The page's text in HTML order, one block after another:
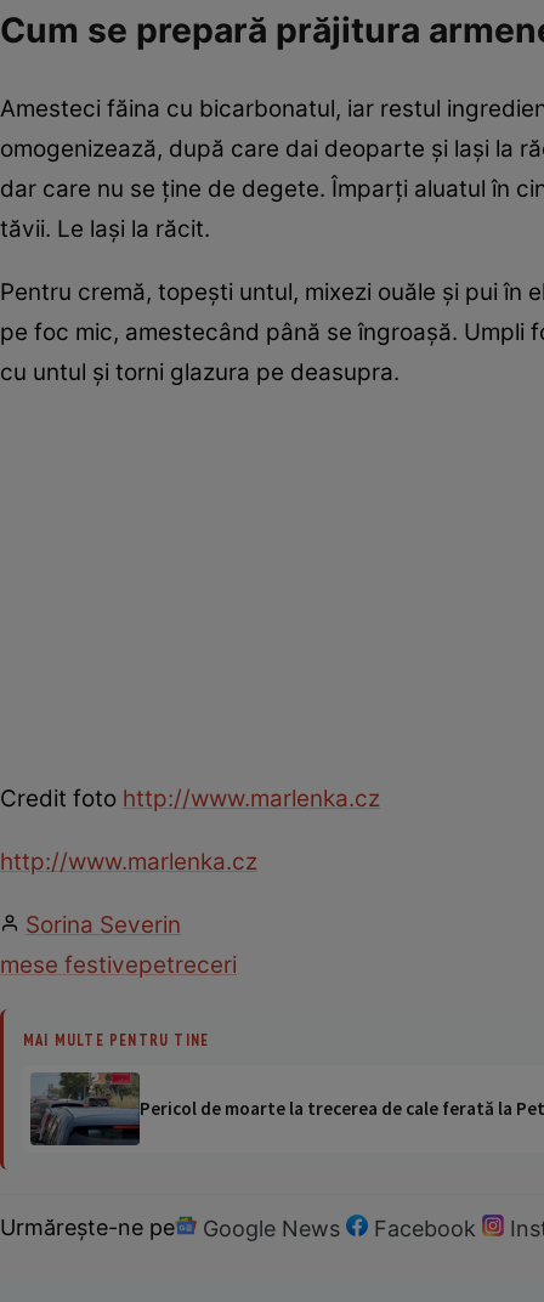
Cum se prepară prăjitura
Amesteci făina cu bicarbonatul, iar restul
omogenizează, după care dai deoparte şi laşi la
dar care nu se ţine de degete. Împarţi aluatul în
tăvii. Le laşi la răcit.
Pentru cremă, topeşti untul, mixezi ouăle şi pui
pe foc mic, amestecând până se îngroaşă.
cu untul şi torni glazura pe deasupra.
Credit foto http://www.marlenka.cz
http://www.marlenka.cz
Sorina Severin
mese festivepetreceri
MAI MULTE PENTRU TINE
Pericol de moarte la trecerea de cale ferată la
Urmărește-ne pe Google News Facebook